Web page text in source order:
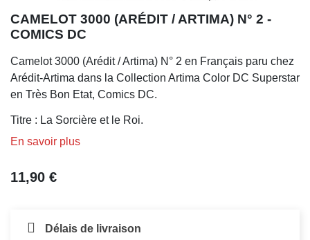
CAMELOT 3000 (ARÉDIT / ARTIMA) N° 2 -
COMICS DC
Camelot 3000 (Arédit / Artima) N° 2 en Français paru chez
Arédit-Artima dans la Collection Artima Color DC Superstar
en Très Bon Etat, Comics DC.
Titre : La Sorcière et le Roi.
En savoir plus
11,90 €
Délais de livraison